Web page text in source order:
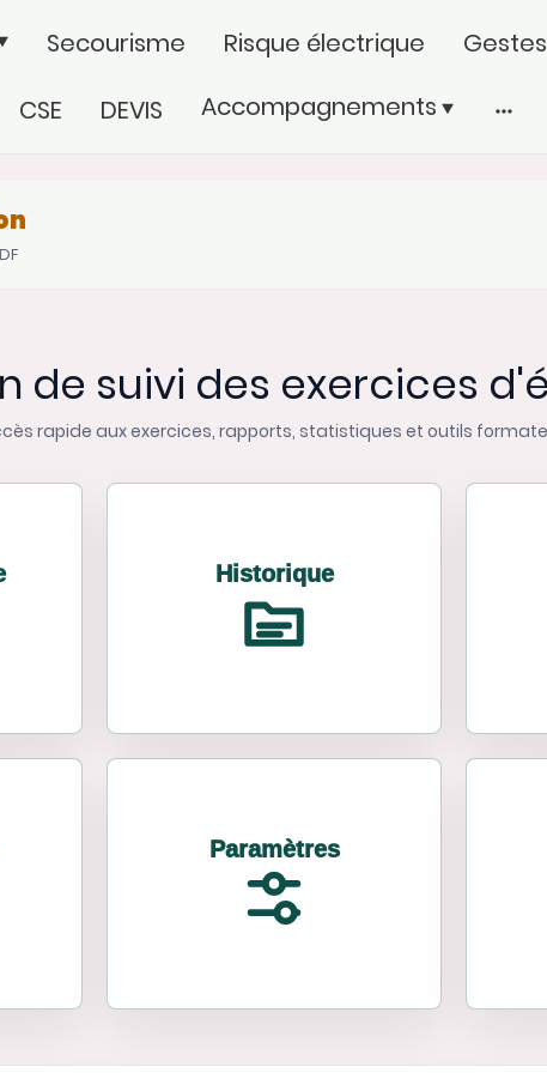
Secourisme Risque électrique
CSE DEVIS Accompagnements
de suivi des exercices
rapide aux exercices, rapports, statistiques et outils
Historique
Paramètres